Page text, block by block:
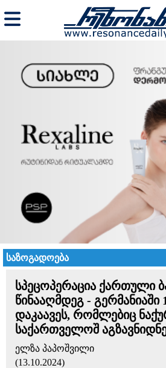
საზოგადოება
სპეცოპერაცია ქართული
წინააღმდეგ - გერმანიაში
დაკაავეს, რომლებიც
საქართველოშ
ელზა პაპოშვილი
(13.10.2024)